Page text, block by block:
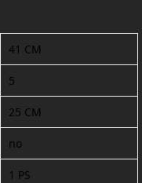
41 CM
5
25 CM
no
1 PS